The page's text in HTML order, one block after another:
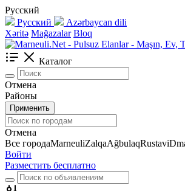
Русский
Русский
Azərbaycan dili
Xəritə Mağazalar Bloq
Каталог
Отмена
Районы
Применить
Отмена
Все городаMarneuliZalqaAğbulaqRustavi
Войти
Разместить бесплатно